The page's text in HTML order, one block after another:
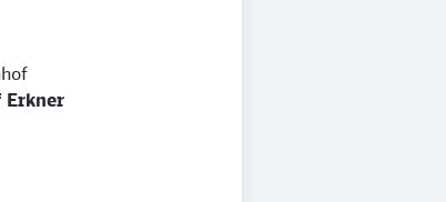
Erkner